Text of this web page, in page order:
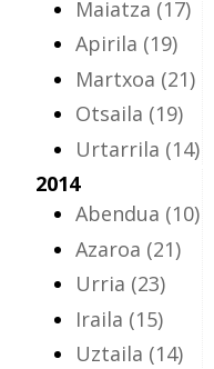
Maiatza (17)
Apirila (19)
Martxoa (21)
Otsaila (19)
Urtarrila (14)
2014
Abendua (10)
Azaroa (21)
Urria (23)
Iraila (15)
Uztaila (14)